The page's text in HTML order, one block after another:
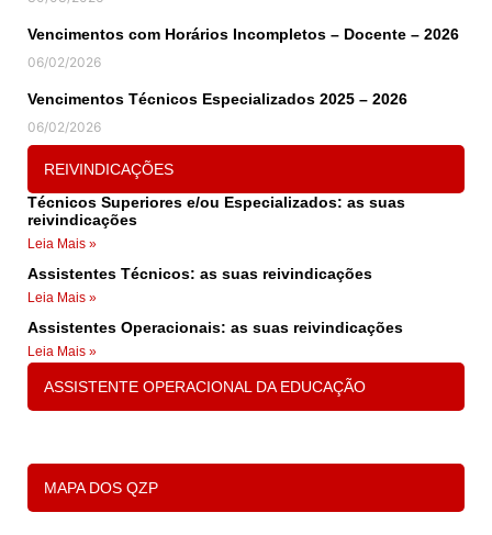
Vencimentos com Horários Incompletos – Docente – 2026
06/02/2026
Vencimentos Técnicos Especializados 2025 – 2026
06/02/2026
REIVINDICAÇÕES
Técnicos Superiores e/ou Especializados: as suas
reivindicações
Leia Mais »
Assistentes Técnicos: as suas reivindicações
Leia Mais »
Assistentes Operacionais: as suas reivindicações
Leia Mais »
ASSISTENTE OPERACIONAL DA EDUCAÇÃO
MAPA DOS QZP